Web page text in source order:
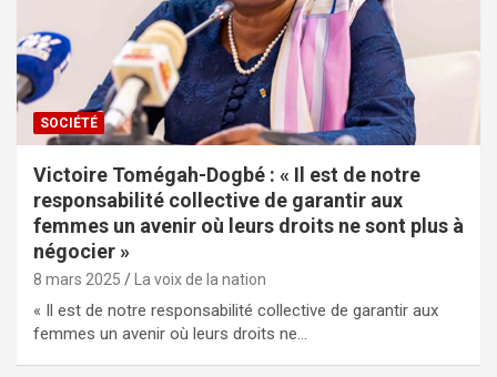
SOCIÉTÉ
Victoire Tomégah-Dogbé : « Il est de notre
responsabilité collective de garantir aux
femmes un avenir où leurs droits ne sont plus à
négocier »
8 mars 2025 La voix de la nation
« Il est de notre responsabilité collective de garantir aux
femmes un avenir où leurs droits ne…